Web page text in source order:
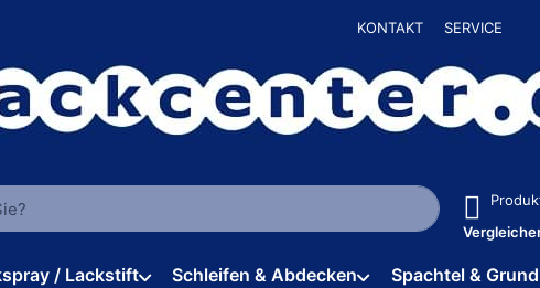
KONTAKT SERVICE
ein. Während Sie tippen, erscheinen automatisch erste
/ Lackstift Schleifen & Abdecken Spachtel &